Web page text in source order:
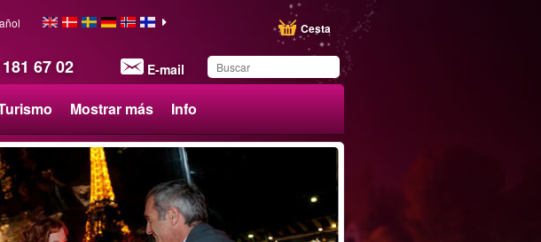
67 02 E-mail
Cesta
Mostrar más Info
Ha guardado este
producto en su lista